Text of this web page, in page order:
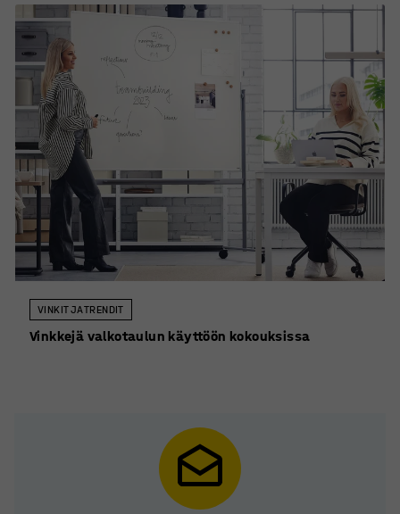
VINKIT JA TRENDIT
Vinkkejä valkotaulun käyttöön kokouksissa